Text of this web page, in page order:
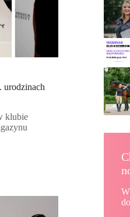
urodzinach
klubie